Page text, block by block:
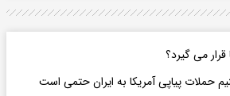
قرار می گیرد؟
حملات پیاپی آمریکا به ایران حتمی است